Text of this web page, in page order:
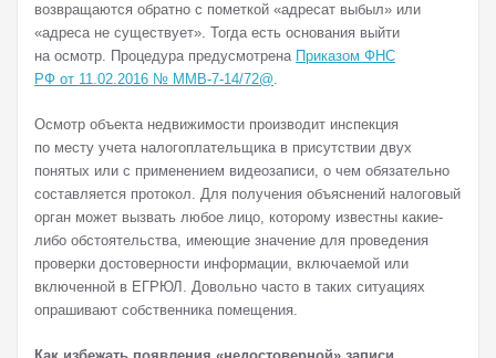
возвращаются обратно с пометкой «адресат выбыл» или
«адреса не существует». Тогда есть основания выйти
на осмотр. Процедура предусмотрена Приказом ФНС
РФ от 11.02.2016 № ММВ-7-14/72@.
Осмотр объекта недвижимости производит инспекция
по месту учета налогоплательщика в присутствии двух
понятых или с применением видеозаписи, о чем обязательно
составляется протокол. Для получения объяснений налоговый
орган может вызвать любое лицо, которому известны какие-
либо обстоятельства, имеющие значение для проведения
проверки достоверности информации, включаемой или
включенной в ЕГРЮЛ. Довольно часто в таких ситуациях
опрашивают собственника помещения.